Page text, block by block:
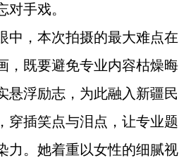
对手戏。
，本次拍摄的最大难点在
，既要避免专业内容枯燥晦
悬浮励志，为此融入新疆民
穿插笑点与泪点，让专业题
力。她着重以女性的细腻视